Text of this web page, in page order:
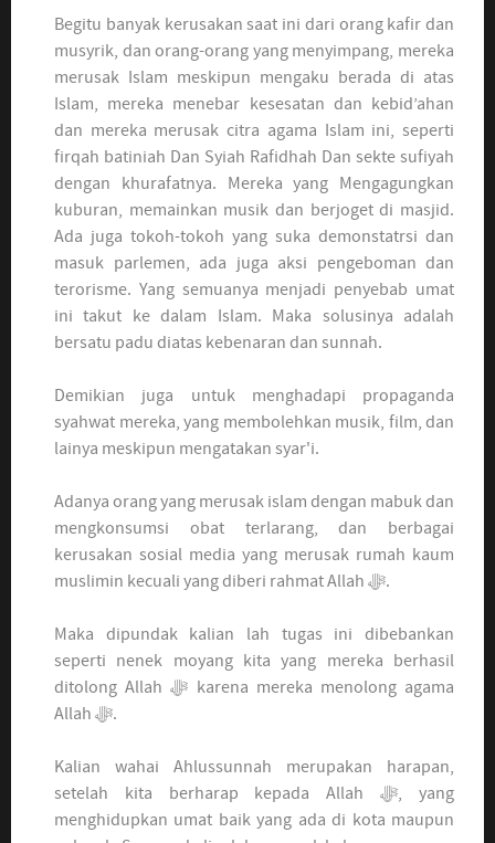
Begitu banyak kerusakan saat ini dari orang kafir dan
musyrik, dan orang-orang yang menyimpang, mereka
merusak Islam meskipun mengaku berada di atas
Islam, mereka menebar kesesatan dan kebid’ahan
dan mereka merusak citra agama Islam ini, seperti
firqah batiniah Dan Syiah Rafidhah Dan sekte sufiyah
dengan khurafatnya. Mereka yang Mengagungkan
kuburan, memainkan musik dan berjoget di masjid.
Ada juga tokoh-tokoh yang suka demonstatrsi dan
masuk parlemen, ada juga aksi pengeboman dan
terorisme. Yang semuanya menjadi penyebab umat
ini takut ke dalam Islam. Maka solusinya adalah
bersatu padu diatas kebenaran dan sunnah.
Demikian juga untuk menghadapi propaganda
syahwat mereka, yang membolehkan musik, film, dan
lainya meskipun mengatakan syar'i.
Adanya orang yang merusak islam dengan mabuk dan
mengkonsumsi obat terlarang, dan berbagai
kerusakan sosial media yang merusak rumah kaum
muslimin kecuali yang diberi rahmat Allah ﷻ.
Maka dipundak kalian lah tugas ini dibebankan
seperti nenek moyang kita yang mereka berhasil
ditolong Allah ﷻ karena mereka menolong agama
Allah ﷻ.
Kalian wahai Ahlussunnah merupakan harapan,
setelah kita berharap kepada Allah ﷻ, yang
menghidupkan umat baik yang ada di kota maupun